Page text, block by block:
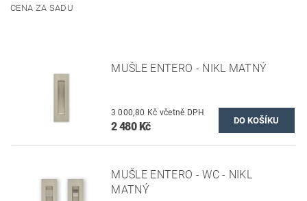
CENA ZA SADU
MUŠLE ENTERO - NIKL MATNÝ
3 000,80 Kč včetně DPH
2 480 Kč
MUŠLE ENTERO - WC - NIKL
MATNÝ